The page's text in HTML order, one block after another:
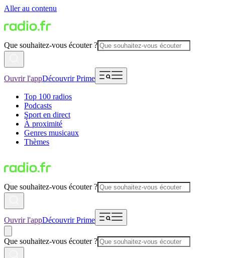
Aller au contenu
Que souhaitez-vous écouter ?
Ouvrir l'appDécouvrir Prime
Top 100 radios
Podcasts
Sport en direct
À proximité
Genres musicaux
Thèmes
Que souhaitez-vous écouter ?
Ouvrir l'appDécouvrir Prime
Que souhaitez-vous écouter ?